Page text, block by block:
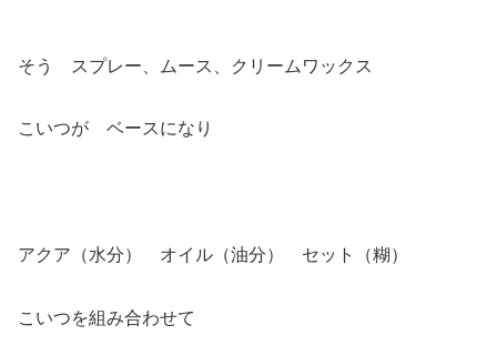
そう スプレー、ムース、クリームワックス
こいつが ベースになり
アクア（水分） オイル（油分） セット（糊）
こいつを組み合わせて